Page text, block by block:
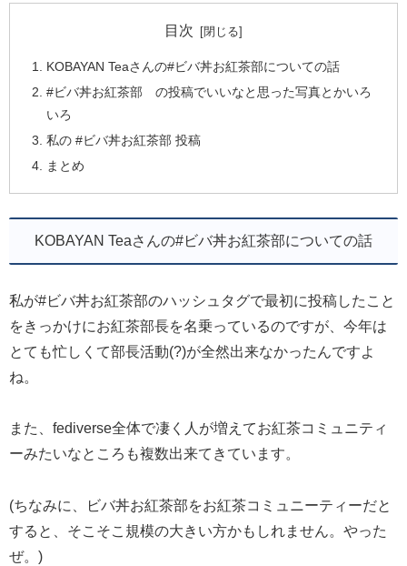
目次
KOBAYAN Teaさんの#ビバ丼お紅茶部についての話
#ビバ丼お紅茶部 の投稿でいいなと思った写真とかいろ
いろ
私の #ビバ丼お紅茶部 投稿
まとめ
KOBAYAN Teaさんの#ビバ丼お紅茶部についての話
私が#ビバ丼お紅茶部のハッシュタグで最初に投稿したこと
をきっかけにお紅茶部長を名乗っているのですが、今年は
とても忙しくて部長活動(?)が全然出来なかったんですよ
ね。
また、fediverse全体で凄く人が増えてお紅茶コミュニティ
ーみたいなところも複数出来てきています。
(ちなみに、ビバ丼お紅茶部をお紅茶コミュニーティーだと
すると、そこそこ規模の大きい方かもしれません。やった
ぜ。)